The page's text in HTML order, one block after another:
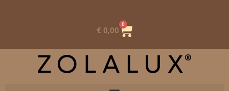
€ 0,00
0
Winkelwagen